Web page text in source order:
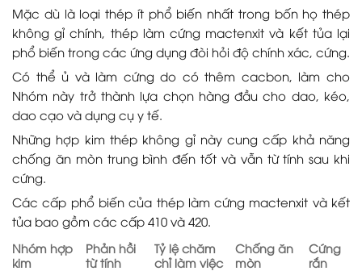
Mặc dù là loại thép ít phổ biến nhất trong bốn họ thép
không gỉ chính, thép làm cứng mactenxit và kết tủa lại
phổ biến trong các ứng dụng đòi hỏi độ chính xác, cứng.
Có thể ủ và làm cứng do có thêm cacbon, làm cho
Nhóm này trở thành lựa chọn hàng đầu cho dao, kéo,
dao cạo và dụng cụ y tế.
Những hợp kim thép không gỉ này cung cấp khả năng
chống ăn mòn trung bình đến tốt và vẫn từ tính sau khi
cứng.
Các cấp phổ biến của thép làm cứng mactenxit và kết
tủa bao gồm các cấp 410 và 420.
Nhóm hợp
kim
Phản hồi
từ tính
Tỷ lệ chăm
chỉ làm việc
Chống ăn
mòn
Cứng
rắn